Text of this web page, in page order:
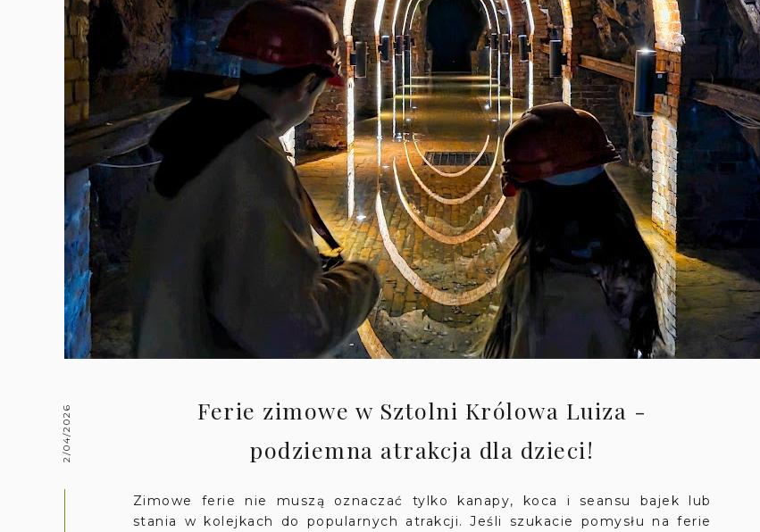
2/04/2026
Ferie zimowe w Sztolni Królowa Luiza -
podziemna atrakcja dla dzieci!
Zimowe ferie nie muszą oznaczać tylko kanapy, koca i seansu bajek lub
stania w kolejkach do popularnych atrakcji. Jeśli szukacie pomysłu na ferie